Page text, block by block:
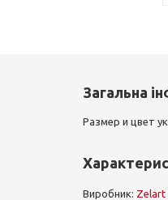
Загальна
Размер и цвет
Виробник: Zelart